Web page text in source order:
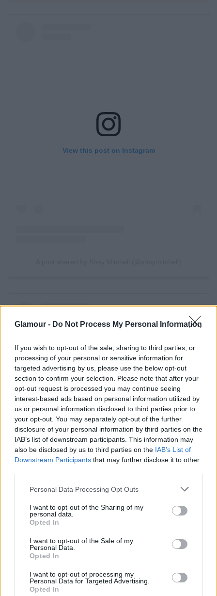
Glamour - Do Not Process My Personal Information
If you wish to opt-out of the sale, sharing to third parties, or
processing of your personal or sensitive information for
targeted advertising by us, please use the below opt-out
section to confirm your selection. Please note that after your
opt-out request is processed you may continue seeing
interest-based ads based on personal information utilized by
us or personal information disclosed to third parties prior to
your opt-out. You may separately opt-out of the further
disclosure of your personal information by third parties on the
IAB’s list of downstream participants. This information may
also be disclosed by us to third parties on the IAB’s List of
Downstream Participants that may further disclose it to other
Please note that this website/app uses one or more Google
not limited to your visit or usage behaviour. You may click to
grant or deny consent to Google and its third-party tags to
use your data for below specified purposes in below Google
consent section.
Personal Data Processing Opt Outs
I want to opt-out of the Sharing of my
personal data.
Opted In
I want to opt-out of the Sale of my
Personal Data.
Opted In
I want to opt-out of processing my
Personal Data for Targeted Advertising.
Opted In
Ezt olvastad már? Ezek voltak idén a Golden Globe
legcsodásabb sminkjei!